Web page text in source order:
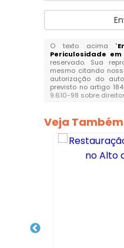
O texto acima "
Periculosidade
reservado. Sua
mesmo citando
autorização do
previsto no artigo
9.610-98 sobre
Veja Também